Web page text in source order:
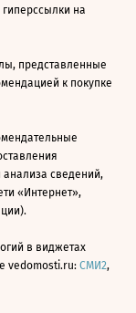
на
представленные
к покупке
сведений,
«Интернет»,
в виджетах
vedomosti.ru: СМИ2,